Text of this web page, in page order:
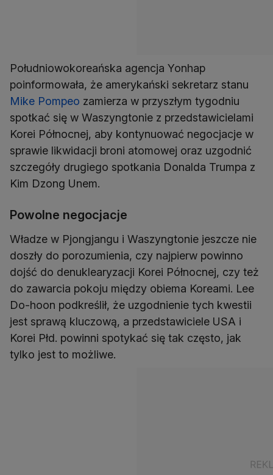
Południowokoreańska agencja Yonhap
poinformowała, że amerykański sekretarz stanu
Mike Pompeo zamierza w przyszłym tygodniu
spotkać się w Waszyngtonie z przedstawicielami
Korei Północnej, aby kontynuować negocjacje w
sprawie likwidacji broni atomowej oraz uzgodnić
szczegóły drugiego spotkania Donalda Trumpa z
Kim Dzong Unem.
Powolne negocjacje
Władze w Pjongjangu i Waszyngtonie jeszcze nie
doszły do porozumienia, czy najpierw powinno
dojść do denuklearyzacji Korei Północnej, czy też
do zawarcia pokoju między obiema Koreami. Lee
Do-hoon podkreślił, że uzgodnienie tych kwestii
jest sprawą kluczową, a przedstawiciele USA i
Korei Płd. powinni spotykać się tak często, jak
tylko jest to możliwe.